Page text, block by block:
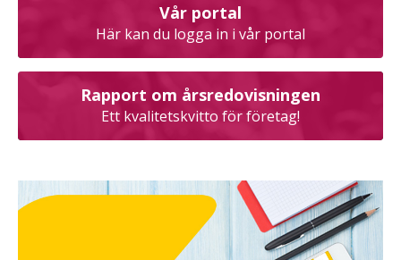
Vår portal
Här kan du logga in i vår portal
Rapport om årsredovisningen
Ett kvalitetskvitto för företag!